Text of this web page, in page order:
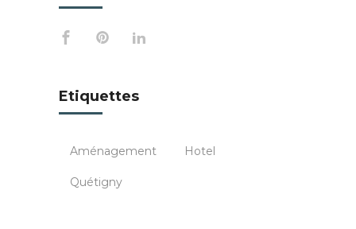
Etiquettes
Aménagement Hotel
Quétigny